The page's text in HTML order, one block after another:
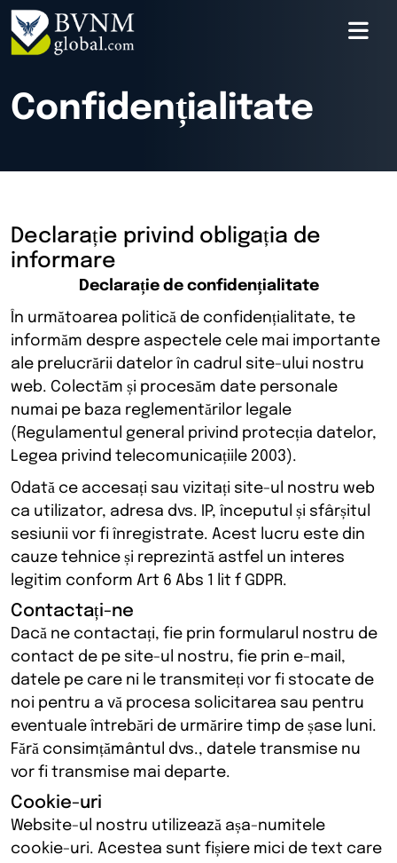
Confidențialitate
Declarație privind obligația de
informare
Declarație de confidențialitate
În următoarea politică de confidențialitate, te
informăm despre aspectele cele mai importante
ale prelucrării datelor în cadrul site-ului nostru
web. Colectăm și procesăm date personale
numai pe baza reglementărilor legale
(Regulamentul general privind protecția datelor,
Legea privind telecomunicațiile 2003).
Odată ce accesați sau vizitați site-ul nostru web
ca utilizator, adresa dvs. IP, începutul și sfârșitul
sesiunii vor fi înregistrate. Acest lucru este din
cauze tehnice și reprezintă astfel un interes
legitim conform Art 6 Abs 1 lit f GDPR.
Contactați-ne
Dacă ne contactați, fie prin formularul nostru de
contact de pe site-ul nostru, fie prin e-mail,
datele pe care ni le transmiteți vor fi stocate de
noi pentru a vă procesa solicitarea sau pentru
eventuale întrebări de urmărire timp de șase luni.
Fără consimțământul dvs., datele transmise nu
vor fi transmise mai departe.
Cookie-uri
Website-ul nostru utilizează așa-numitele
cookie-uri. Acestea sunt fișiere mici de text care